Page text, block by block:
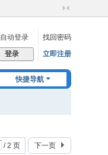
切
到
窄
自动登录
找回密码
登录 立即注册
快捷导航
/ 2 页 下一页